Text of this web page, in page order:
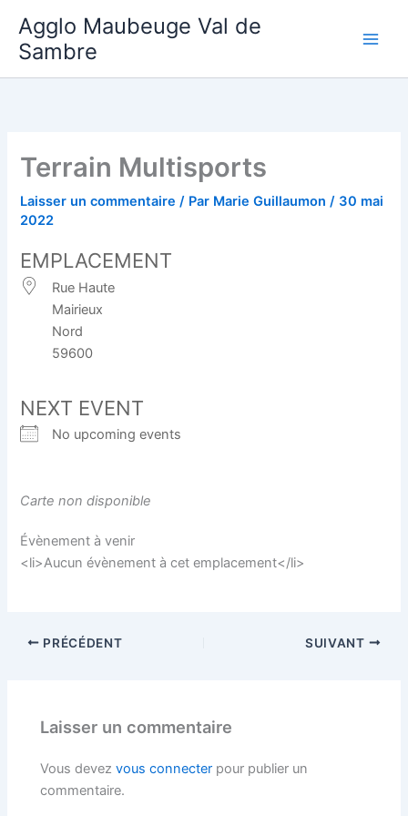
contenu
Agglo Maubeuge Val de
Sambre
Terrain Multisports
Laisser un commentaire / Par Marie Guillaumon/ 30 mai
2022
EMPLACEMENT
Rue Haute
Mairieux
Nord
59600
NEXT EVENT
No upcoming events
Carte non disponible
Évènement à venir
<li>Aucun évènement à cet emplacement</li>
PRÉCÉDENT SUIVANT
Laisser un commentaire
Vous devezvous connecter pour publier un
commentaire.